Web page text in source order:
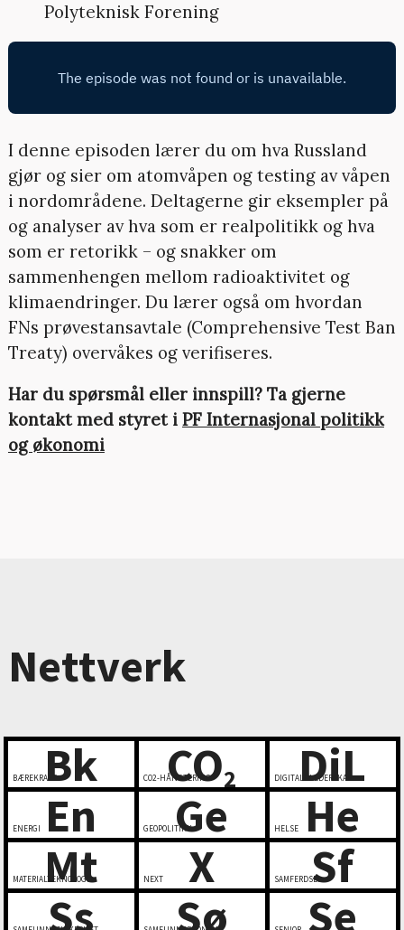
Polyteknisk Forening
I denne episoden lærer du om hva Russland
gjør og sier om atomvåpen og testing av våpen
i nordområdene. Deltagerne gir eksempler på
og analyser av hva som er realpolitikk og hva
som er retorikk – og snakker om
sammenhengen mellom radioaktivitet og
klimaendringer. Du lærer også om hvordan
FNs prøvestansavtale (Comprehensive Test Ban
Treaty) overvåkes og verifiseres.
Har du spørsmål eller innspill? Ta gjerne
kontakt med styret i PF Internasjonal politikk
og økonomi
Nettverk
Bk
BÆREKRAFT CO2
CO2-HÅNDTERING DiL
DIGITALT LEDERSKAP
En
ENERGI Ge
GEOPOLITIKK He
HELSE
Mt
MATERIALTEKNOLOGI X
NEXT Sf
SAMFERDSEL
Ss Sø Se